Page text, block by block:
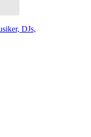
DJs,